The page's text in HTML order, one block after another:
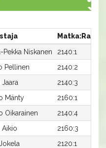
Matka:Rata
Pekka Niskanen 2140:1
Pellinen 2140:2
Jaara 2140:3
Mänty 2160:1
Oikarainen 2140:4
Aikio 2160:3
2120:1